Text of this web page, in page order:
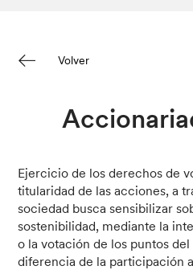
Volver
Ejercicio de los derechos de
titularidad de las acciones, a
sociedad busca sensibilizar
sostenibilidad, mediante la
o la votación de los puntos
diferencia de la participación